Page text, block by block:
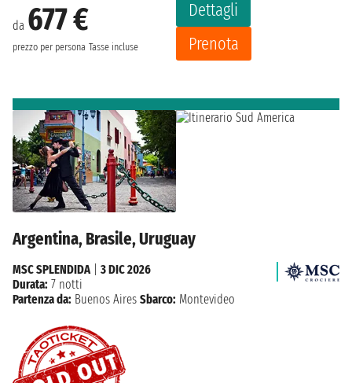
da 677 €
prezzo per persona Tasse incluse
Dettagli
Prenota
Argentina, Brasile, Uruguay
MSC SPLENDIDA| 3 DIC 2026
Durata: 7 notti
Partenza da: Buenos Aires Sbarco: Montevideo